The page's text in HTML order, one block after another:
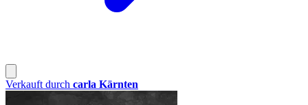
Verkauft durch carla Kärnten